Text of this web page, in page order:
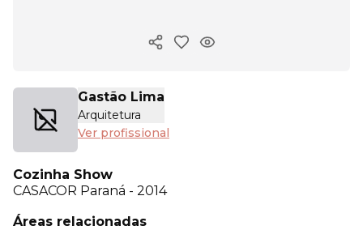
Copiar link
Gastão Lima
Arquitetura
Ver profissional
Cozinha Show
CASACOR Paraná - 2014
Áreas relacionadas